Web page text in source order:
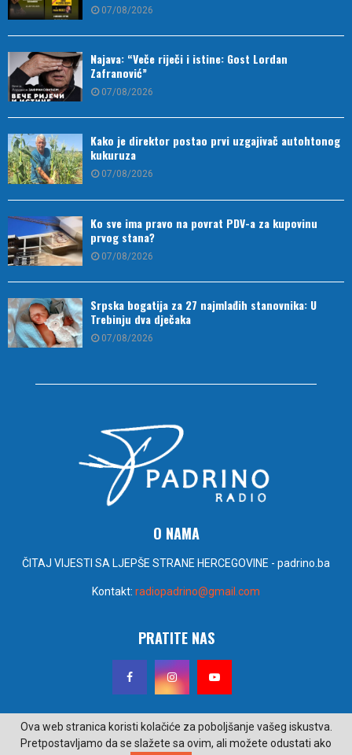
07/08/2026
Najava: “Veče riječi i istine: Gost Lordan
Zafranović”
07/08/2026
Kako je direktor postao prvi uzgajivač autohtonog
kukuruza
07/08/2026
Ko sve ima pravo na povrat PDV-a za kupovinu
prvog stana?
07/08/2026
Srpska bogatija za 27 najmlađih stanovnika: U
Trebinju dva dječaka
07/08/2026
O NAMA
ČITAJ VIJESTI SA LJEPŠE STRANE HERCEGOVINE - padrino.ba
Kontakt: radiopadrino@gmail.com
PRATITE NAS
@2022 - padrino.ba. Sva prava zadržana. Izrada i održavanje Poseidon
Ova web stranica koristi kolačiće za poboljšanje vašeg iskustva.
Pretpostavljamo da se slažete sa ovim, ali možete odustati ako